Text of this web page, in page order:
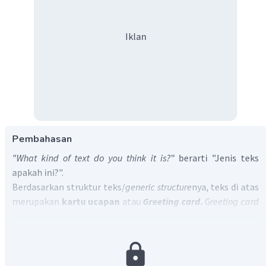
Iklan
Pembahasan
"What kind of text do you think it is?" berarti "Jenis teks
apakah ini?".
Berdasarkan struktur teks/generic structurenya, teks di atas
merupakan kartu ucapan atau Greeting card. Greeting card
sedang merayakan suatu acara atau sedang mengalami
suatu kejadian/mencapai keberhasilan.